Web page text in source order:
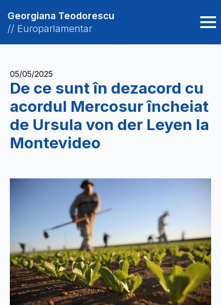
Georgiana Teodorescu
// Europarlamentar
05/05/2025
De ce sunt în dezacord cu
acordul Mercosur încheiat
de Ursula von der Leyen la
Montevideo